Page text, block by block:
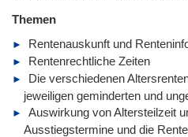
Themen
Rentenauskunft und
Rentenrechtliche Zeiten
Die verschiedenen
jeweiligen geminderten und
Auswirkung von Altersteilzeit
Ausstiegstermine und die